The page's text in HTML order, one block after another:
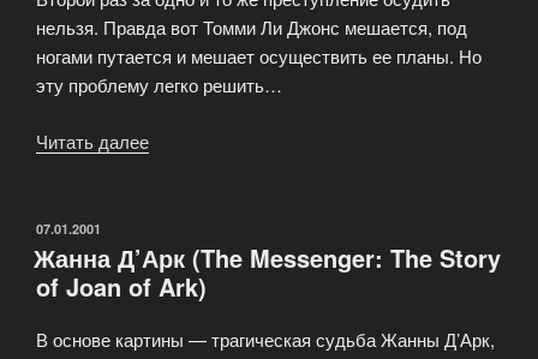
нельзя. Правда вот Томми Ли Джонс мешается, под
ногами путается и мешает осуществить ее планы. Но
эту проблему легко решить…
Читать далее
ОПУБЛИКОВАНО
07.01.2001
Жанна Д’Арк (The Messenger: The Story
of Joan of Ark)
В основе картины — трагическая судьба Жанны Д’Арк,